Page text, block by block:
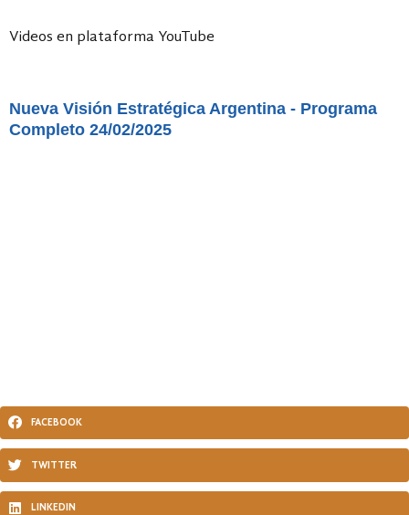
Videos en plataforma YouTube
Nueva Visión Estratégica Argentina - Programa
Completo 24/02/2025
FACEBOOK
TWITTER
LINKEDIN